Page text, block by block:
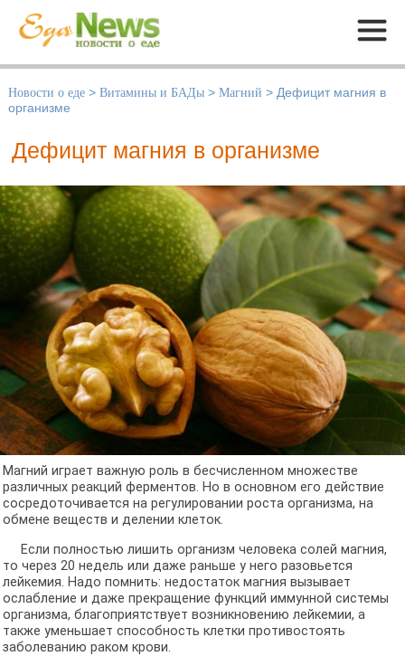
Меню
Новости о еде > Витамины и БАДы > Магний > Дефицит магния в
организме
Дефицит магния в организме
Магний играет важную роль в бесчисленном множестве
различных реакций ферментов. Но в основном его действие
сосредоточивается на регулировании роста организма, на
обмене веществ и делении клеток.
Если полностью лишить организм человека солей магния,
то через 20 недель или даже раньше у него разовьется
лейкемия. Надо помнить: недостаток магния вызывает
ослабление и даже прекращение функций иммунной системы
организма, благоприятствует возникновению лейкемии, а
также уменьшает способность клетки противостоять
заболеванию раком крови.